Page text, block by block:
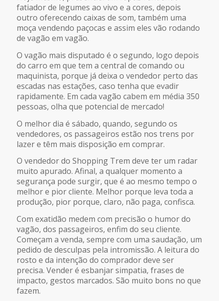
fatiador de legumes ao vivo e a cores, depois
outro oferecendo caixas de som, também uma
moça vendendo paçocas e assim eles vão rodando
de vagão em vagão.
O vagão mais disputado é o segundo, logo depois
do carro em que tem a central de comando ou
maquinista, porque já deixa o vendedor perto das
escadas nas estações, caso tenha que evadir
rapidamente. Em cada vagão cabem em média 350
pessoas, olha que potencial de mercado!
O melhor dia é sábado, quando, segundo os
vendedores, os passageiros estão nos trens por
lazer e têm mais disposição em comprar.
O vendedor do Shopping Trem deve ter um radar
muito apurado. Afinal, a qualquer momento a
segurança pode surgir, que é ao mesmo tempo o
melhor e pior cliente. Melhor porque leva toda a
produção, pior porque, claro, não paga, confisca.
Com exatidão medem com precisão o humor do
vagão, dos passageiros, enfim do seu cliente.
Começam a venda, sempre com uma saudação, um
pedido de desculpas pela intromissão. A leitura do
rosto e da intenção do comprador deve ser
precisa. Vender é esbanjar simpatia, frases de
impacto, gestos marcados. São muito bons no que
fazem.